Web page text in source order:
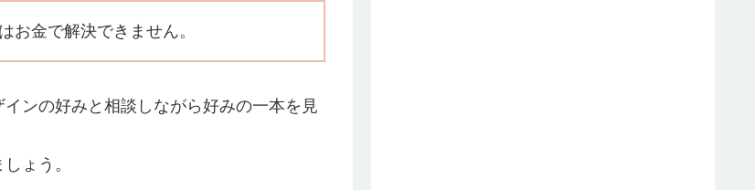
お金で解決できません。
ンの好みと相談しながら好みの一本を見
ょう。